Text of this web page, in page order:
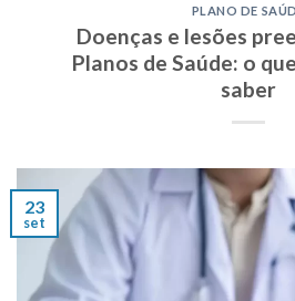
PLANO DE
Doenças e lesões
Planos de Saúde: o
saber
23
set